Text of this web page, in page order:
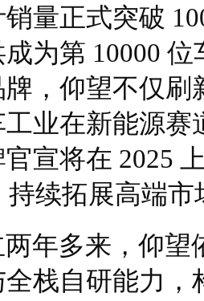
量正式突破
成为第 10000
，仰望不仅刷
业在新能源赛
宣将在 2025
持续拓展高端市
两年多来，仰望
栈自研能力，